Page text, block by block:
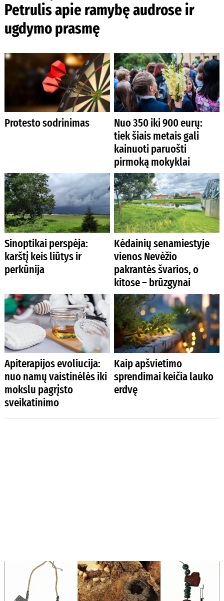
Petrulis apie ramybę audrose ir
ugdymo prasmę
Protesto sodrinimas
Nuo 350 iki 900 eurų:
tiek šiais metais gali
kainuoti paruošti
pirmoką mokyklai
Sinoptikai perspėja:
karštį keis liūtys ir
perkūnija
Kėdainių senamiestyje
vienos Nevėžio
pakrantės švarios, o
kitose – brūzgynai
Apiterapijos evoliucija:
nuo namų vaistinėlės iki
mokslu pagrįsto
sveikatinimo
Kaip apšvietimo
sprendimai keičia lauko
erdvę